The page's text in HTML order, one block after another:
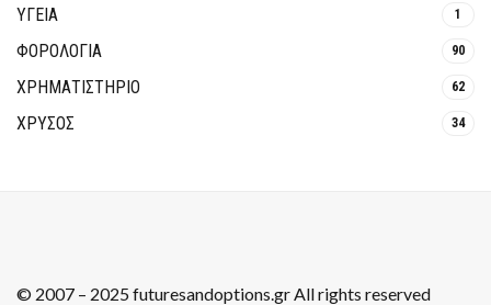
ΥΓΕΙΑ 1
ΦΟΡΟΛΟΓΙΑ 90
ΧΡΗΜΑΤΙΣΤΗΡΙΟ 62
ΧΡΥΣΟΣ 34
© 2007 – 2025 futuresandoptions.gr All rights reserved